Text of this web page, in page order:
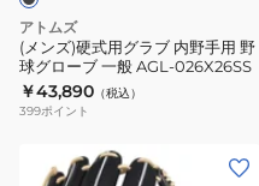
型
WBW102901
内
野
手
用
アトムズ
(メンズ)硬式用グラブ 内野手用 野
球グローブ 一般 AGL-026X26SS
￥43,890 （税込）
399ポイント